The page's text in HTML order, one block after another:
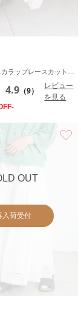
4.9 （9）
レビュー
を見る
OUT
入荷受付